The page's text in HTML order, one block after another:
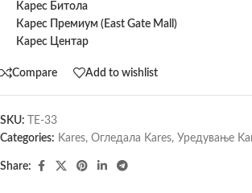
Карес Битола
Карес Премиум (East Gate Mall)
Карес Центар
Compare Add to wishlist
SKU:
TE-33
Categories: Kares, Огледала Kares, Уредување
Share: